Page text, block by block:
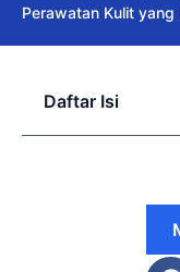
Perawatan Kulit yang
Daftar Isi